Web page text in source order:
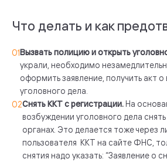
Что делать и как
Вызвать полицию и открыть
украли, необходимо
оформить заявление, получить акт
уголовного дела.
Снять ККТ с регистрации. На
возбуждении уголовного дела
органах. Это делается тоже через
пользователя ККТ на сайте ФНС,
снятия надо указать: “Заявление о